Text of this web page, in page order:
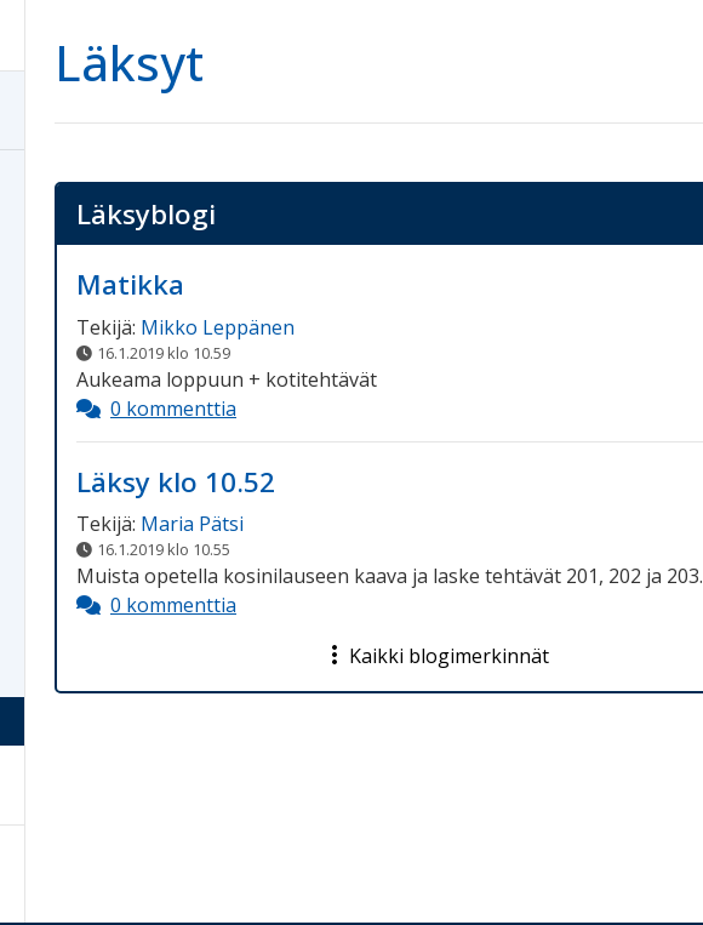
Läksyt
Läksyblogi
Matikka
Tekijä: Mikko Leppänen
16.1.2019 klo 10.59
Aukeama loppuun + kotitehtävät
0 kommenttia
Läksy klo 10.52
Tekijä: Maria Pätsi
16.1.2019 klo 10.55
Muista opetella kosinilauseen kaava ja laske tehtävät 201, 202 ja 203.
0 kommenttia
Kaikki blogimerkinnät